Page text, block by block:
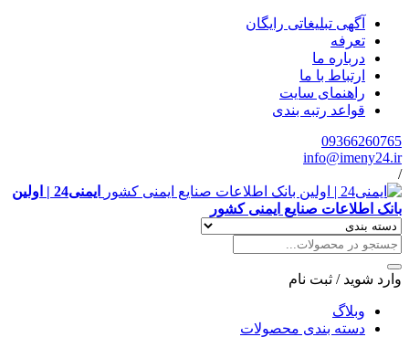
آگهی تبلیغاتی رایگان
تعرفه
درباره ما
ارتباط با ما
راهنمای سایت
قواعد رتبه بندی
09366260765
info@imeny24.ir
/
ایمنی24 | اولین
بانک اطلاعات صنایع ایمنی کشور
وارد شوید / ثبت نام
وبلاگ
دسته بندی محصولات